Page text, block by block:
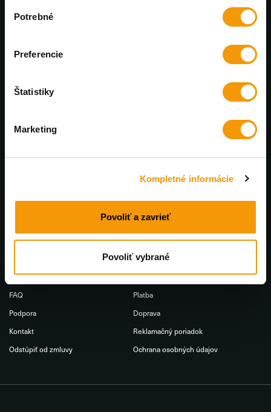
súhlasu
Potrebné
Preferencie
Štatistiky
Marketing
Kompletné informácie
Povoliť a zavrieť
Povoliť vybrané
Poradíme a pomôžeme. Pracovné dni od 8 do 17:00
Tovar skladom doručíme do 48 hodín
O nás
FAQ
Podpora
Kontakt
Odstúpiť od zmluvy
Obchodné podmienky
Všeobecné obchodné podmienky
Platba
Doprava
Reklamačný poriadok
Ochrana osobných údajov